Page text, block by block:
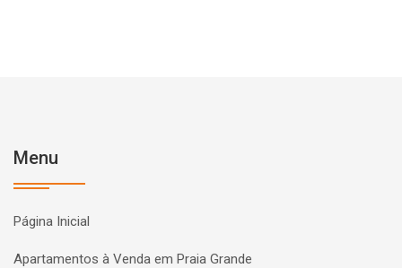
Menu
Página Inicial
Apartamentos à Venda em Praia Grande